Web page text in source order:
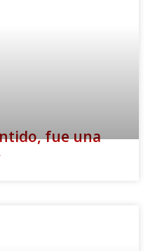
fue una